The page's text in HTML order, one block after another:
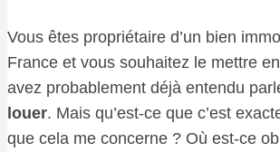
Vous êtes propriétaire d’un bien
France et vous souhaitez le mettre
avez probablement déjà entendu
louer. Mais qu’est-ce que c’est
que cela me concerne ? Où est-ce